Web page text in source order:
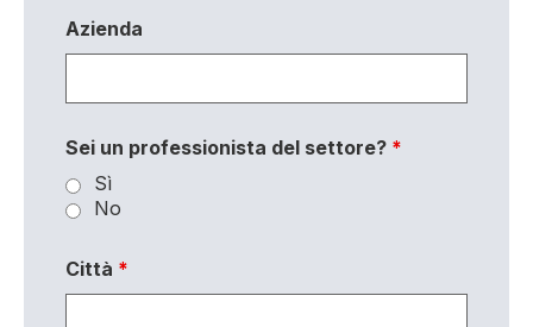
Azienda
Sei un professionista del settore? *
Sì
No
Città *